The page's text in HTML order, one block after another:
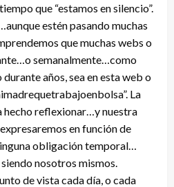
que “estamos en silencio”.
estén pasando muchas
que muchas webs o
semanalmente…como
años, sea en esta web o
La
hecho reflexionar…y nuestra
en función de
obligación temporal…
nosotros mismos.
de vista cada día, o cada